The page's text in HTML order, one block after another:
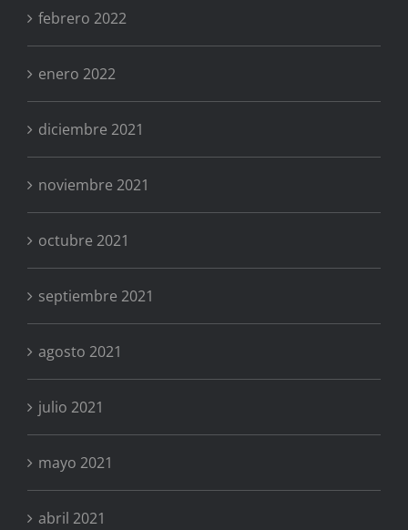
febrero 2022
enero 2022
diciembre 2021
noviembre 2021
octubre 2021
septiembre 2021
agosto 2021
julio 2021
mayo 2021
abril 2021